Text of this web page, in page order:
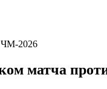
матча